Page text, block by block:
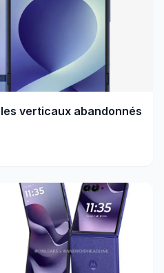
verticaux abandonnés